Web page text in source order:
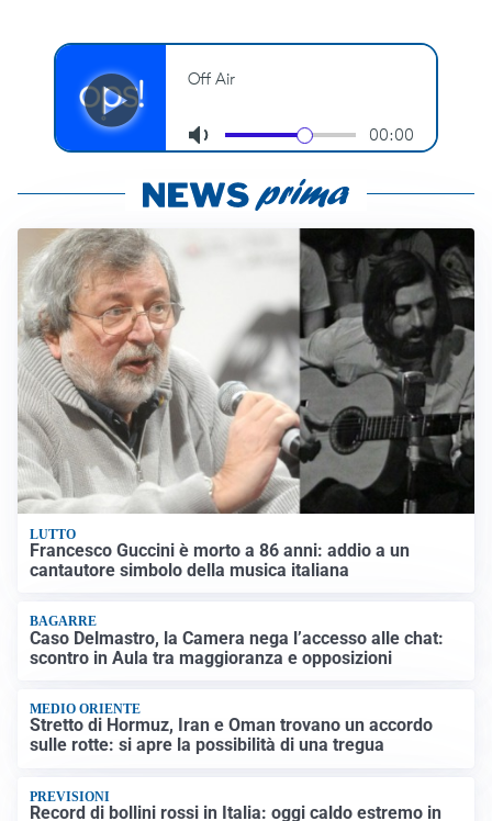
LUTTO
Francesco Guccini è morto a 86 anni: addio a un
cantautore simbolo della musica italiana
BAGARRE
Caso Delmastro, la Camera nega l’accesso alle chat:
scontro in Aula tra maggioranza e opposizioni
MEDIO ORIENTE
Stretto di Hormuz, Iran e Oman trovano un accordo
sulle rotte: si apre la possibilità di una tregua
PREVISIONI
Record di bollini rossi in Italia: oggi caldo estremo in